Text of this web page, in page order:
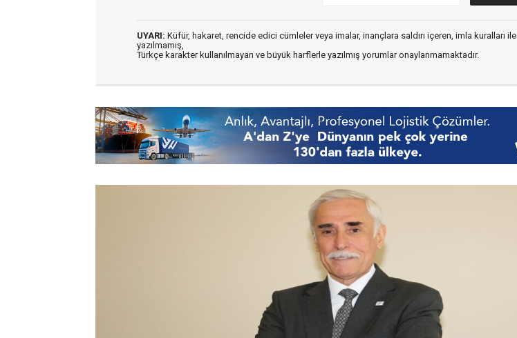
UYARI: Küfür, hakaret, rencide edici cümleler veya imalar, inançlara saldırı içeren, imla kuralları ile
yazılmamış,
Türkçe karakter kullanılmayan ve büyük harflerle yazılmış yorumlar onaylanmamaktadır.